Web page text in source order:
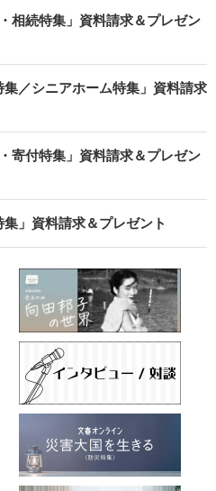
相続特集」資料請求＆プレゼン
／シニアホーム特集」資料請求
寄付特集」資料請求＆プレゼン
」資料請求＆プレゼント